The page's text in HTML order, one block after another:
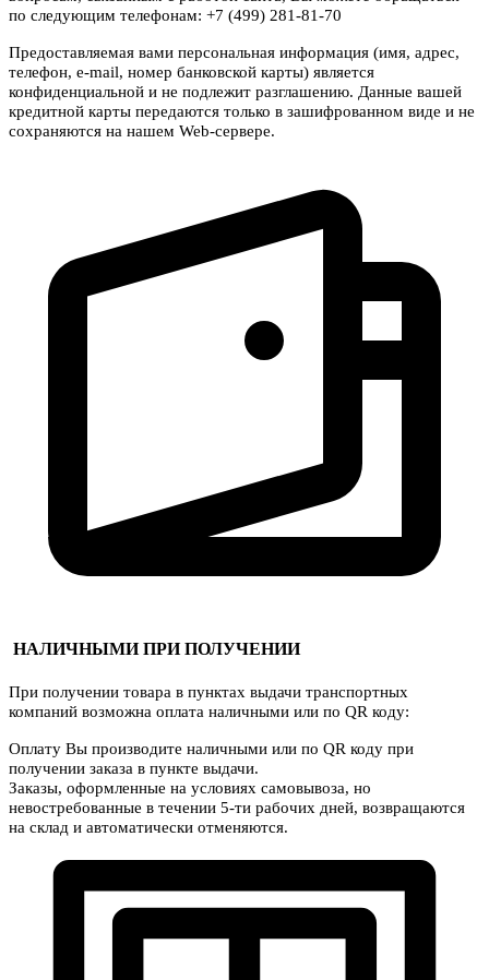
по следующим телефонам: +7 (499) 281-81-70
Предоставляемая вами персональная информация (имя, адрес,
телефон, e-mail, номер банковской карты) является
конфиденциальной и не подлежит разглашению. Данные вашей
кредитной карты передаются только в зашифрованном виде и не
сохраняются на нашем Web-сервере.
НАЛИЧНЫМИ ПРИ ПОЛУЧЕНИИ
При получении товара в пунктах выдачи транспортных
компаний возможна оплата наличными или по QR коду:
Оплату Вы производите наличными или по QR коду при
получении заказа в пункте выдачи.
Заказы, оформленные на условиях самовывоза, но
невостребованные в течении 5-ти рабочих дней, возвращаются
на склад и автоматически отменяются.